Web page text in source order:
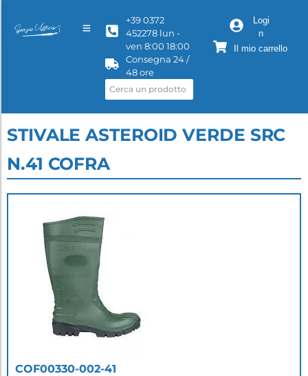
+39 0372
452278 lun -
ven 8:00 18:00
Consegna 24 /
48 ore
Logi
n
Il mio carrello
STIVALE ASTEROID VERDE SRC
N.41 COFRA
COF00330-002-41